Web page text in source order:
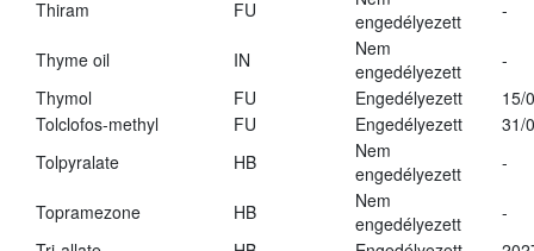
Thiram FU
engedélyezett
-
Thyme oil IN
Nem
engedélyezett
-
Thymol
FU Engedélyezett
15/
Tolclofos-methyl
FU Engedélyezett
31/
Tolpyralate
HB
Nem
engedélyezett
-
Topramezone HB
Nem
engedélyezett
-